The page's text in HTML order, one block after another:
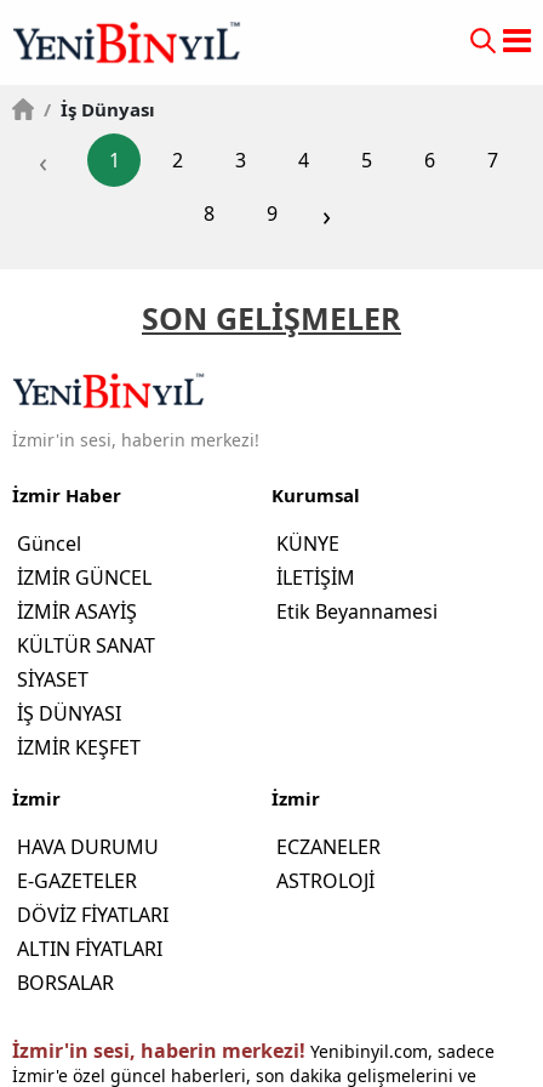
/ İş Dünyası
‹ 1 2 3 4 5 6
7
8
9 ›
SON GELİŞMELER
İzmir'in sesi, haberin merkezi!
İzmir Haber
Güncel
İZMİR GÜNCEL
İZMİR ASAYİŞ
KÜLTÜR SANAT
SİYASET
İŞ DÜNYASI
İZMİR KEŞFET
Kurumsal
KÜNYE
İLETİŞİM
Etik Beyannamesi
İzmir
HAVA DURUMU
E-GAZETELER
DÖVİZ FİYATLARI
ALTIN FİYATLARI
BORSALAR
İzmir
ECZANELER
ASTROLOJİ
İzmir'in sesi, haberin merkezi! Yenibinyil.com, sadece
İzmir'e özel güncel haberleri, son dakika gelişmelerini ve